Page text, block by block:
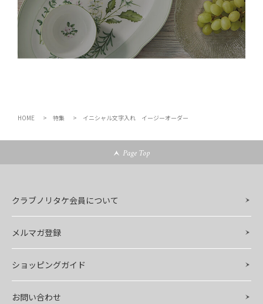
HOME 特集 イニシャル文字入れ イージーオーダー
Page Top
クラブノリタケ会員について
メルマガ登録
ショッピングガイド
お問い合わせ